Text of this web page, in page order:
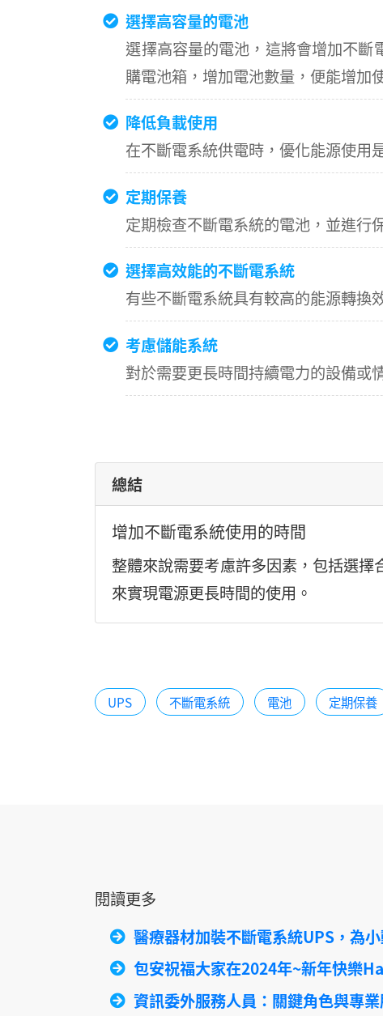
選擇高容量的電池
選擇高容量的電池，這將會增加不
購電池箱，增加電池數量，便能增加
降低負載使用
在不斷電系統供電時，優化能源使用
定期保養
定期檢查不斷電系統的電池，並進行
選擇高效能的不斷電系統
有些不斷電系統具有較高的能源轉換
考慮儲能系統
對於需要更長時間持續電力的設備或
總結
增加不斷電系統使用的時間
整體來說需要考慮許多因素，包括選
來實現電源更長時間的使用。
UPS 不斷電系統 電池 定期保養
閱讀更多
醫療器材加裝不斷電系統UPS，為
包安祝福大家在2024年~新年快樂
資訊委外服務人員：關鍵角色與專